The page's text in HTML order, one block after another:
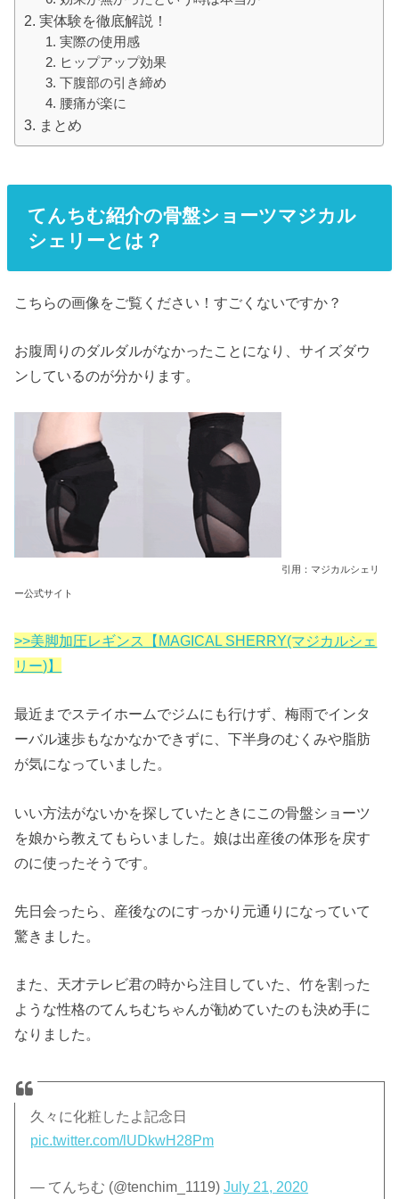
実体験を徹底解説！
実際の使用感
ヒップアップ効果
下腹部の引き締め
腰痛が楽に
まとめ
てんちむ紹介の骨盤ショーツマジカル
シェリーとは？
こちらの画像をご覧ください！すごくないですか？
お腹周りのダルダルがなかったことになり、サイズダウ
ンしているのが分かります。
引用：マジカルシェリ
ー公式サイト
>>美脚加圧レギンス【MAGICAL SHERRY(マジカルシェ
リー)】
最近までステイホームでジムにも行けず、梅雨でインタ
ーバル速歩もなかなかできずに、下半身のむくみや脂肪
が気になっていました。
いい方法がないかを探していたときにこの骨盤ショーツ
を娘から教えてもらいました。娘は出産後の体形を戻す
のに使ったそうです。
先日会ったら、産後なのにすっかり元通りになっていて
驚きました。
また、天才テレビ君の時から注目していた、竹を割った
ような性格のてんちむちゃんが勧めていたのも決め手に
なりました。
久々に化粧したよ記念日
pic.twitter.com/lUDkwH28Pm
— てんちむ (@tenchim_1119)July 21, 2020